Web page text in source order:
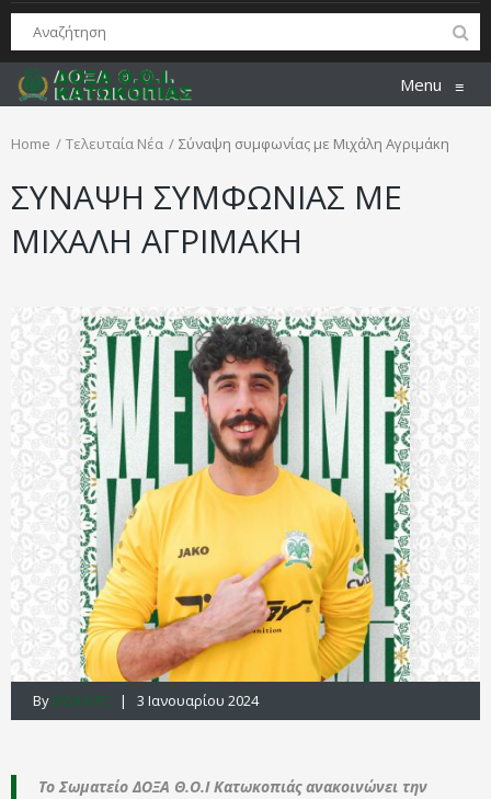
Menu ≡
Home Τελευταία Νέα Σύναψη συμφωνίας με Μιχάλη Αγριμάκη
ΣΥΝΑΨΗ ΣΥΜΦΩΝΙΑΣ ΜΕ
ΜΙΧΑΛΗ ΑΓΡΙΜΑΚΗ
By DOXA FC | 3 Ιανουαρίου 2024
Το Σωματείο ΔΟΞΑ Θ.Ο.Ι Κατωκοπιάς ανακοινώνει την